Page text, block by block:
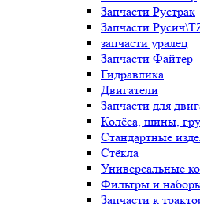
Запчасти Рустрак
Запчасти
запчасти уралец
Запчасти Файтер
Гидравлика
Двигатели
Запчасти для
Колёса, шины,
Стандартные
Стёкла
Универсальные
Фильтры и
Запчасти к